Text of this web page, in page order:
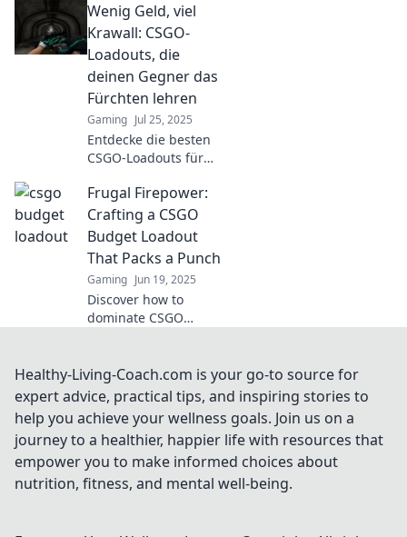
dir Tipps für
unschlagbare Preise
und steigere dein
Spielniveau ohne
teure Ausrüstung!
Wenig Geld, viel
Krawall: CSGO-
Loadouts, die
deinen Gegner das
Fürchten lehren
Gaming Jul 25, 2025
Entdecke die besten
CSGO-Loadouts für
schlage deine Gegner
mit Stil. Hol dir die
Tipps, die du
brauchst, um zu
gewinnen!
Frugal Firepower:
Crafting a CSGO
Budget Loadout
That Packs a Punch
Gaming Jun 19, 2025
Discover how to
dominate CSGO
powerful budget
loadouts that pack a
punch and boost your
gameplay!
Healthy-Living-Coach.com is your go-to source for
expert advice, practical tips, and inspiring stories to
help you achieve your wellness goals. Join us on a
journey to a healthier, happier life with resources that
empower you to make informed choices about
nutrition, fitness, and mental well-being.